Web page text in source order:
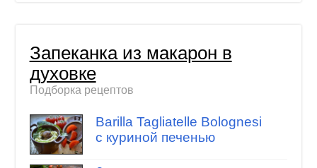
Запеканка из макарон в
духовке
Подборка рецептов
Barilla Tagliatelle Bolognesi
с куриной печенью